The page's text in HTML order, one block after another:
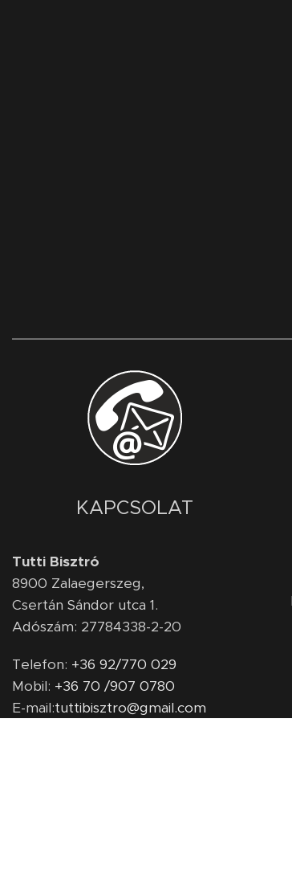
KAPCSOLAT
Tutti Bisztró
8900 Zalaegerszeg,
Csertán Sándor utca 1.
Adószám: 27784338-2-20
Telefon: +36 92/770 029
Mobil: +36 70 /907 0780
E-mail:tuttibisztro@gmail.com